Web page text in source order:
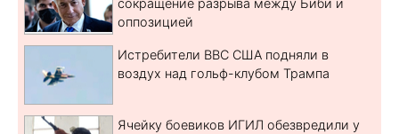
оппозицией
Истребители ВВС США подняли в
воздух над гольф-клубом Трампа
Ячейку боевиков ИГИЛ обезвредили у